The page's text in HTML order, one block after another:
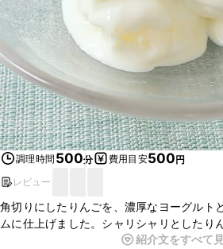
調理時間 500分 費用目安500円
レビュー
角切りにしたりんごを、濃厚なヨーグルト
ムに仕上げました。シャリシャリとしたり
したやさしい風味のヨーグルトとよく合い
紹介文をすべて